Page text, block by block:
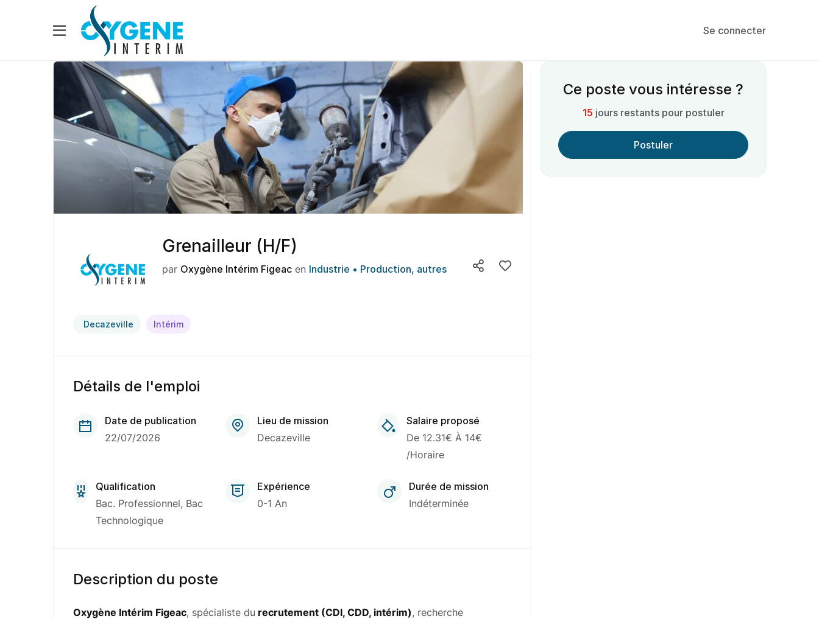
Se connecter
Grenailleur (H/F)
par Oxygène Intérim Figeac en Industrie • Production, autres
Decazeville Intérim
Détails de l'emploi
Date de publication
22/07/2026
Lieu de mission
Decazeville
Salaire proposé
De 12.31€ À 14€
/Horaire
Qualification
Bac. Professionnel, Bac
Technologique
Expérience
0-1 An
Durée de mission
Indéterminée
Description du poste
Oxygène Intérim Figeac, spécialiste du recrutement (CDI, CDD, intérim), recherche
Ce poste vous intéresse ?
15 jours restants pour postuler
Postuler